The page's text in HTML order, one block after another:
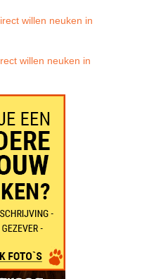
willen neuken in
willen neuken in